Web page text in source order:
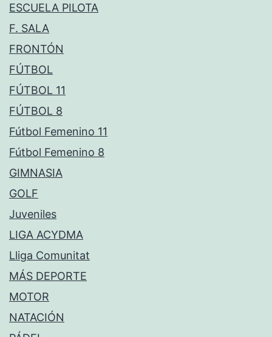
ESCUELA PILOTA
F. SALA
FRONTÓN
FÚTBOL
FÚTBOL 11
FÚTBOL 8
Fútbol Femenino 11
Fútbol Femenino 8
GIMNASIA
GOLF
Juveniles
LIGA ACYDMA
Lliga Comunitat
MÁS DEPORTE
MOTOR
NATACIÓN